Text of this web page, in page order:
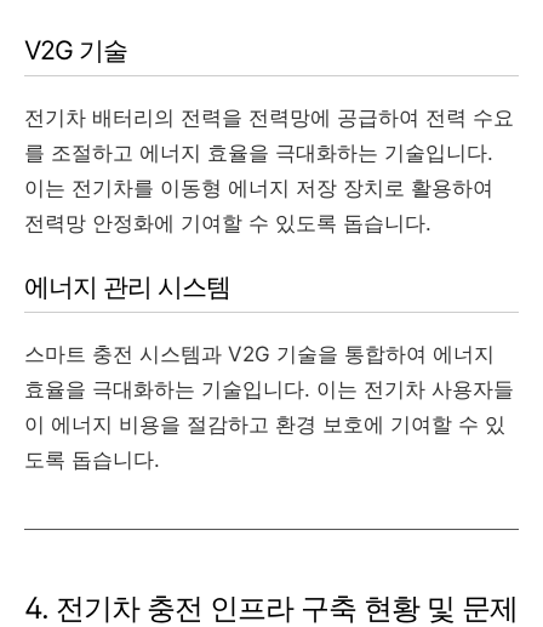
V2G 기술
전기차 배터리의 전력을 전력망에 공급하여 전력 수요
를 조절하고 에너지 효율을 극대화하는 기술입니다.
이는 전기차를 이동형 에너지 저장 장치로 활용하여
전력망 안정화에 기여할 수 있도록 돕습니다.
에너지 관리 시스템
스마트 충전 시스템과 V2G 기술을 통합하여 에너지
효율을 극대화하는 기술입니다. 이는 전기차 사용자들
이 에너지 비용을 절감하고 환경 보호에 기여할 수 있
도록 돕습니다.
4. 전기차 충전 인프라 구축 현황 및 문제